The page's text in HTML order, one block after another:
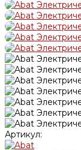
Артикул: